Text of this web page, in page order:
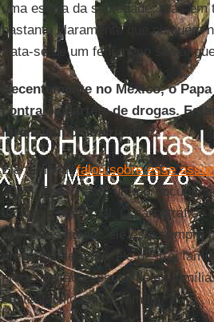
uma esfera da sociedade, mas
bastante claramente que ninguém
trata-se de um fenômeno social
Recentemente no México, o
contra os cartéis de drogas.
Igreja latino-americana?
Ele tambémfalou sobre esse
2015]. Essa não é uma
da Igreja universal. O narcotráfico
diferentes níveis, ele está sempre
preocupante é que ele destrói
preocupação especial pelas
sustentabilidade da família.